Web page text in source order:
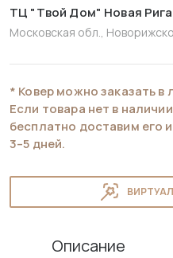
ТЦ "Твой Дом" Новая Рига
Московская обл.,
* Ковер можно заказать в
Если товара нет в
бесплатно доставим его
3–5 дней.
Описание